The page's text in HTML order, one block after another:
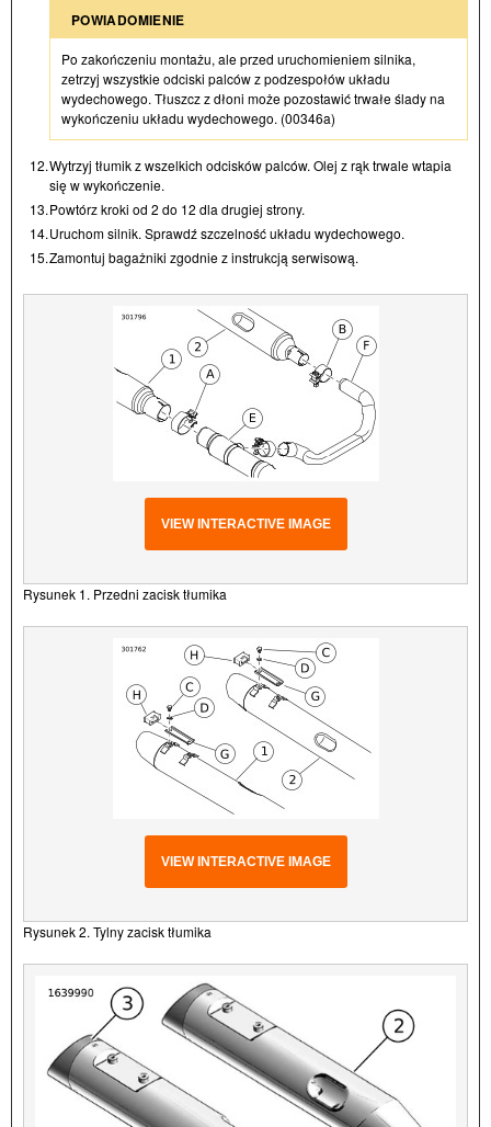
POWIADOMIENIE
Po zakończeniu montażu, ale przed uruchomieniem silnika,
zetrzyj wszystkie odciski palców z podzespołów układu
wydechowego. Tłuszcz z dłoni może pozostawić trwałe ślady na
wykończeniu układu wydechowego. (00346a)
12.Wytrzyj tłumik z wszelkich odcisków palców. Olej z rąk trwale wtapia
się w wykończenie.
13.Powtórz kroki od 2 do 12 dla drugiej strony.
14.Uruchom silnik. Sprawdź szczelność układu wydechowego.
15.Zamontuj bagażniki zgodnie z instrukcją serwisową.
VIEW INTERACTIVE IMAGE
Rysunek 1. Przedni zacisk tłumika
VIEW INTERACTIVE IMAGE
Rysunek 2. Tylny zacisk tłumika